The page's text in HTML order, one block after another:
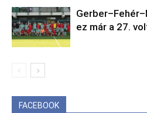
ez már a 27.
FACEBOOK